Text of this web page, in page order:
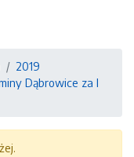
2019
Dąbrowice za I